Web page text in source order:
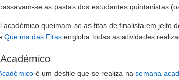
se as pastas dos estudantes quintanistas
académico queimam-se as fitas de finalista em jeito
Queima das Fitas engloba todas as atividades
é um desfile que se realiza na semana